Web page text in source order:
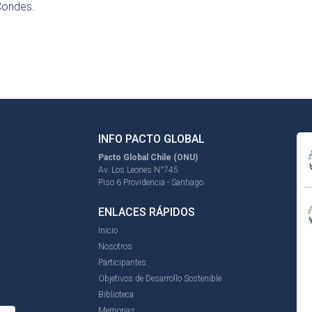
INFO PACTO GLOBAL
Pacto Global Chile (ONU)
Av. Los Leones N°745
Piso 6 Providencia - Santiago
ENLACES RÁPIDOS
Inicio
Nosotros
Participantes
Objetivos de Desarrollo Sostenible
Biblioteca